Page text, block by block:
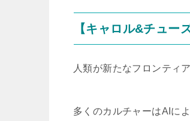
【キャロル&チュー
人類が新たなフロンティ
多くのカルチャーはAIに